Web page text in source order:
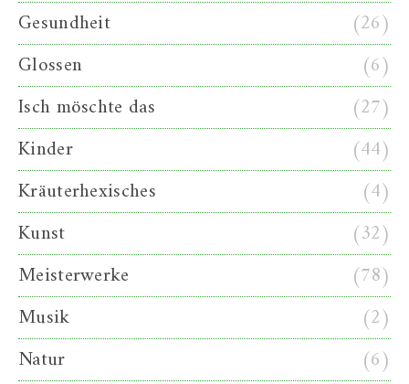
Gesundheit
(26)
Glossen
(6)
Isch möschte das
(27)
Kinder
(44)
Kräuterhexisches
(4)
Kunst
(32)
Meisterwerke
(78)
Musik
(2)
Natur
(6)